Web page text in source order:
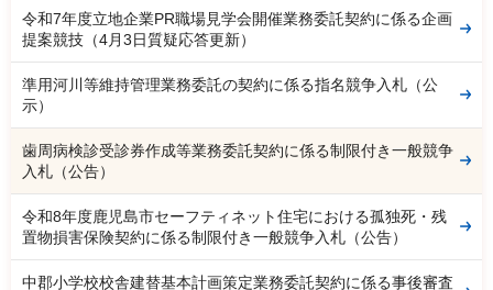
令和7年度立地企業PR職場見学会開催業務委託契約に係る企画
提案競技（4月3日質疑応答更新）
準用河川等維持管理業務委託の契約に係る指名競争入札（公
示）
歯周病検診受診券作成等業務委託契約に係る制限付き一般競争
入札（公告）
令和8年度鹿児島市セーフティネット住宅における孤独死・残
置物損害保険契約に係る制限付き一般競争入札（公告）
中郡小学校校舎建替基本計画策定業務委託契約に係る事後審査